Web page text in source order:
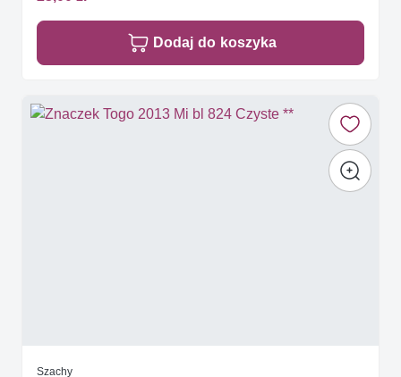
Dodaj do koszyka
Szachy